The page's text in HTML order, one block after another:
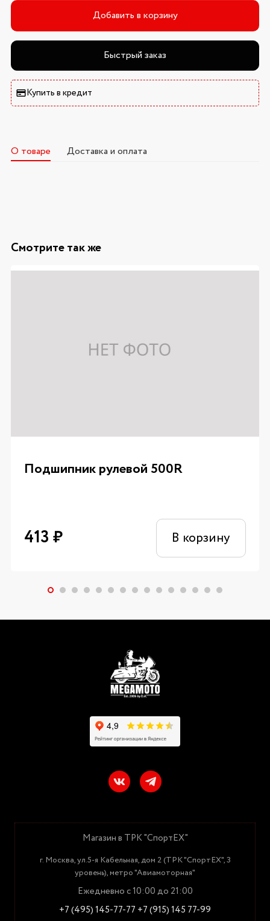
Добавить в корзину
Быстрый заказ
Купить в кредит
О товаре Доставка и оплата
Смотрите так же
Подшипник рулевой 500R
413 ₽ В корзину
Магазин в ТРК "СпортЕХ"
г. Москва, ул.5-я Кабельная, дом 2 (ТРК "СпортЕХ", 3
уровень), метро "Авиамоторная"
Ежедневно с 10:00 до 21:00
+7 (495) 145-77-77 +7 (915) 145 77-99